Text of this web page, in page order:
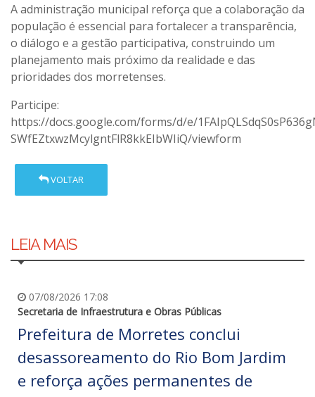
A administração municipal reforça que a colaboração da
população é essencial para fortalecer a transparência,
o diálogo e a gestão participativa, construindo um
planejamento mais próximo da realidade e das
prioridades dos morretenses.
Participe:
https://docs.google.com/forms/d/e/
SWfEZtxwzMcylgntFlR8kkEIbWIiQ/viewform
VOLTAR
LEIA MAIS
07/08/2026 17:08
Secretaria de Infraestrutura e Obras Públicas
Prefeitura de Morretes conclui
desassoreamento do Rio Bom Jardim
e reforça ações permanentes de